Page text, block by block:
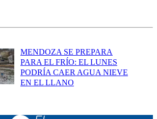
MENDOZA SE PREPARA
PARA EL FRÍO: EL LUNES
PODRÍA CAER AGUA NIEVE
EN EL LLANO